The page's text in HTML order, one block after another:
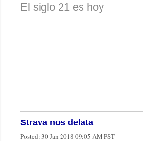
El siglo 21 es hoy
Strava nos delata
Posted: 30 Jan 2018 09:05 AM PST